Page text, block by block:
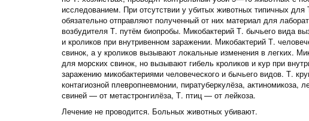
исследованием. При отсутствии у убитых животных типичных для
обязательно отправляют полученный от них материал для
возбудителя Т. путём биопробы. Микобактерий Т. бычьего вида
и кроликов при внутривенном заражении. Микобактерий Т.
свинок, а у кроликов вызывают локальные изменения в легких.
для морских свинок, но вызывают гибель кроликов и кур при
заражению микобактериями человеческого и бычьего видов. Т.
контагиозной плевропневмонии, пиратуберкулёза, актиномикоза,
свиней — от метастронгилёза, Т. птиц — от лейкоза.
Лечение не проводится. Больных животных убивают.